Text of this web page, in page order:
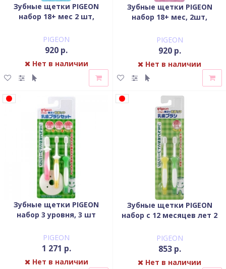
Зубные щетки PIGEON
набор 18+ мес 2 шт,
PIGEON
920 р.
Нет в наличии
Зубные щетки PIGEON
набор 18+ мес, 2шт,
PIGEON
920 р.
Нет в наличии
Зубные щетки PIGEON
набор 3 уровня, 3 шт
PIGEON
1 271 р.
Нет в наличии
Зубные щетки PIGEON
набор c 12 месяцев лет 2
PIGEON
853 р.
Нет в наличии